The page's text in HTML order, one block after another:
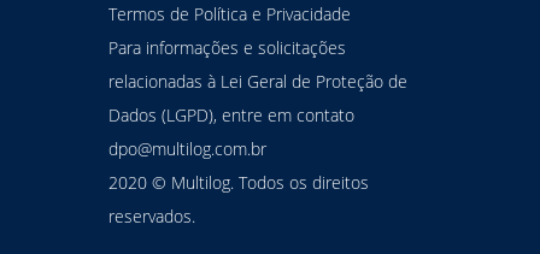
Termos de Política e Privacidade
Para informações e solicitações
relacionadas à Lei Geral de Proteção de
Dados (LGPD), entre em contato
dpo@multilog.com.br
2020 © Multilog. Todos os direitos
reservados.